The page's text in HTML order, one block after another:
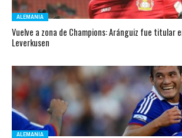
ALEMANIA
Vuelve a zona de Champions: Aránguiz fue titular
Leverkusen
ALEMANIA